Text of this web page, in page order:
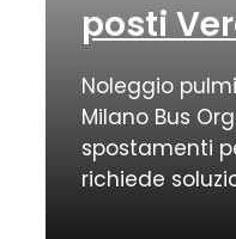
posti
Noleggio
Milano Bus
spostamenti
richiede